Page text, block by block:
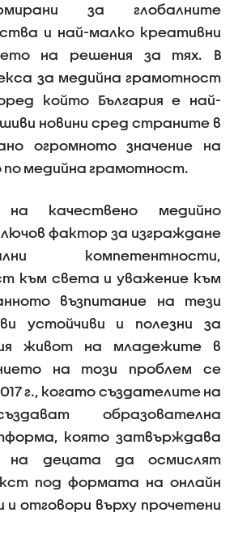
за глобалните
и най-малко креативни
на решения за тях. В
за медийна грамотност
който България е най-
новини сред страните в
огромното значение на
медийна грамотност.
на качествено медийно
фактор за изграждане
компетентности,
към света и уважение към
възпитание на тези
устойчиви и полезни за
живот на младежите в
на този проблем се
г., когато създателите на
образователна
която затвърждава
на децата да осмислят
под формата на онлайн
и отговори върху прочетени